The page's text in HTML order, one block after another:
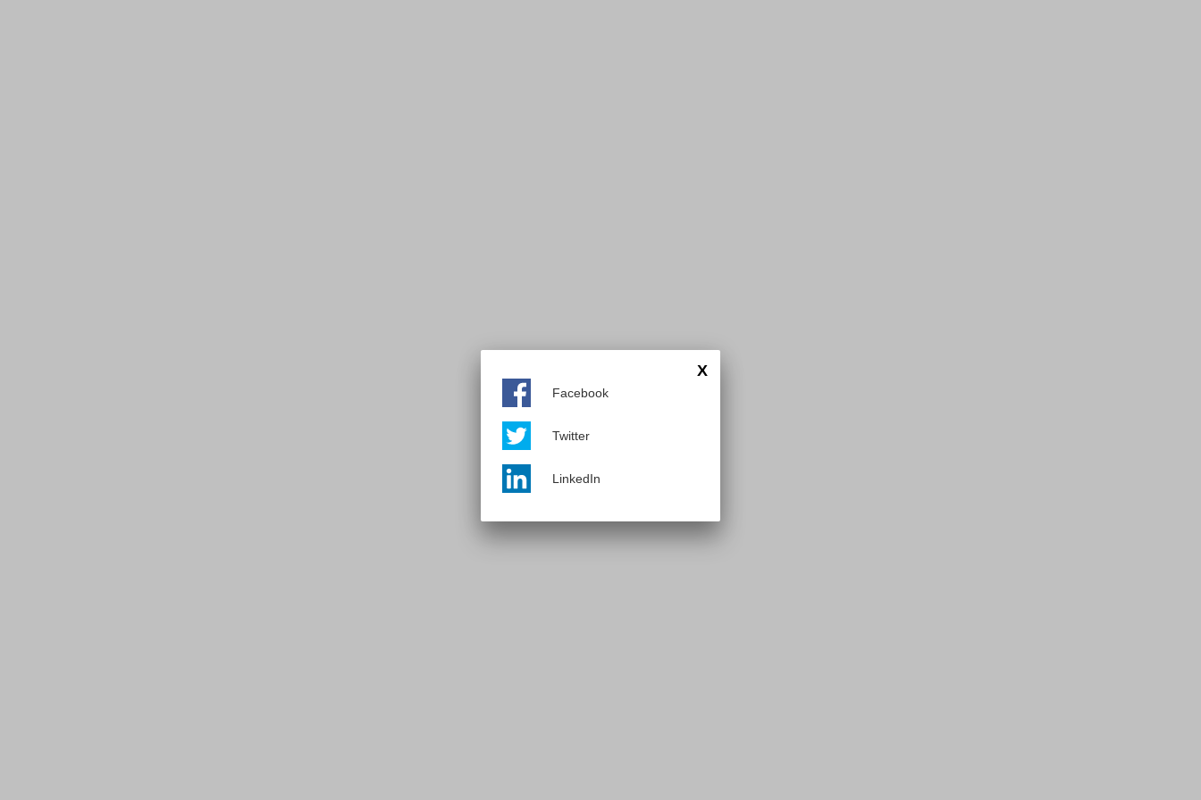
X
Facebook
Twitter
LinkedIn